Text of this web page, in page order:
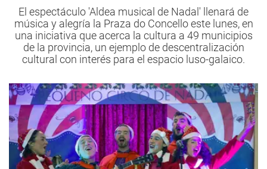
El espectáculo 'Aldea musical de Nadal' llenará de
música y alegría la Praza do Concello este lunes, en
una iniciativa que acerca la cultura a 49 municipios
de la provincia, un ejemplo de descentralización
cultural con interés para el espacio luso-galaico.